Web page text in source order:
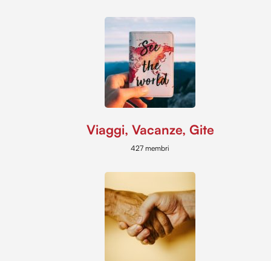
Viaggi, Vacanze, Gite
427 membri